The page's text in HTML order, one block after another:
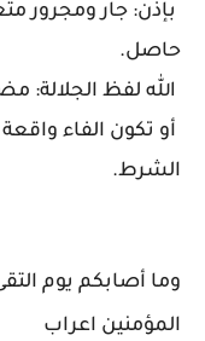
بإذن: جار ومجرور
حاصل.
الله لفظ الجلالة:
أو تكون الفاء
الشرط.
وما أصابكم يوم
المؤمنين اعراب